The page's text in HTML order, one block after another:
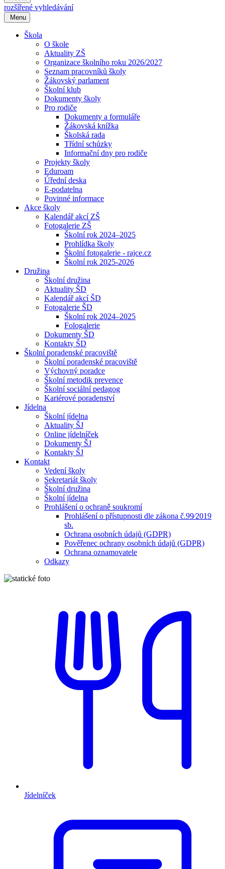
rozšířené vyhledávání
Menu
Škola
O škole
Aktuality ZŠ
Organizace školního roku 2026/2027
Seznam pracovníků školy
Žákovský parlament
Školní klub
Dokumenty školy
Pro rodiče
Dokumenty a formuláře
Žákovská knížka
Školská rada
Třídní schůzky
Informační dny pro rodiče
Projekty školy
Eduroam
Úřední deska
E-podatelna
Povinné informace
Akce školy
Kalendář akcí ZŠ
Fotogalerie ZŠ
Školní rok 2024–2025
Prohlídka školy
Školní fotogalerie - rajce.cz
Školní rok 2025-2026
Družina
Školní družina
Aktuality ŠD
Kalendář akcí ŠD
Fotogalerie ŠD
Školní rok 2024–2025
Fologalerie
Dokumenty ŠD
Kontakty ŠD
Školní poradenské pracoviště
Školní poradenské pracoviště
Výchovný poradce
Školní metodik prevence
Školní sociální pedagog
Kariérové poradenství
Jídelna
Školní jídelna
Aktuality ŠJ
Online jídelníček
Dokumenty ŠJ
Kontakty ŠJ
Kontakt
Vedení školy
Sekretariát školy
Školní družina
Školní jídelna
Prohlášení o ochraně soukromí
Prohlášení o přístupnosti dle zákona č.99⁄2019
sb.
Ochrana osobních údajů (GDPR)
Pověřenec ochrany osobních údajů (GDPR)
Ochrana oznamovatele
Odkazy
Jídelníček